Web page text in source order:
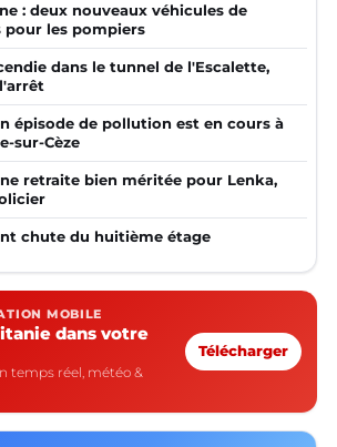
: deux nouveaux véhicules de
pour les pompiers
dans le tunnel de l'Escalette,
épisode de pollution est en cours à
sur-Cèze
retraite bien méritée pour Lenka,
chute du huitième étage
MOBILE
dans votre
temps réel, météo &
Télécharger